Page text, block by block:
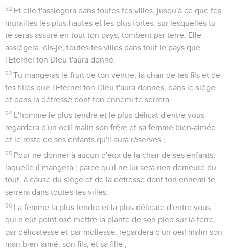
52 Et elle t'assiégera dans toutes tes villes, jusqu'à ce que tes
murailles les plus hautes et les plus fortes, sur lesquelles tu
te seras assuré en tout ton pays, tombent par terre. Elle
assiégera, dis-je, toutes tes villes dans tout le pays que
l'Eternel ton Dieu t'aura donné.
53 Tu mangeras le fruit de ton ventre, la chair de tes fils et de
tes filles que l'Eternel ton Dieu t'aura donnés, dans le siège
et dans la détresse dont ton ennemi te serrera.
54 L'homme le plus tendre et le plus délicat d'entre vous
regardera d'un oeil malin son frère et sa femme bien-aimée,
et le reste de ses enfants qu'il aura réservés ;
55 Pour ne donner à aucun d'eux de la chair de ses enfants,
laquelle il mangera ; parce qu'il ne lui sera rien demeuré du
tout, à cause du siège et de la détresse dont ton ennemi te
serrera dans toutes tes villes.
56 La femme la plus tendre et la plus délicate d'entre vous,
qui n'eût point osé mettre la plante de son pied sur la terre,
par délicatesse et par mollesse, regardera d'un oeil malin son
mari bien-aimé, son fils, et sa fille ;